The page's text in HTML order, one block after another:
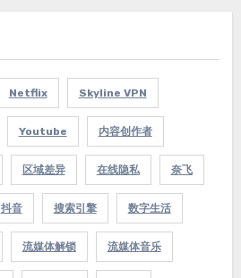
Netflix Skyline VPN
Youtube 内容创作者
区域差异 在线隐私 奈飞
抖音 搜索引擎 数字生活
流媒体解锁 流媒体音乐